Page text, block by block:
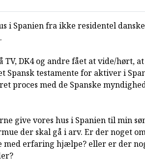
i Spanien fra ikke residentel
TV, DK4 og andre fået at vide/hørt,
Spansk testamente for aktiver i
proces med de Spanske
give vores hus i Spanien til min
der skal gå i arv. Er der noget
med erfaring hjælpe? eller er der